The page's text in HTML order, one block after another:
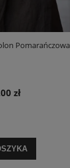
Pomarańczowa
zł